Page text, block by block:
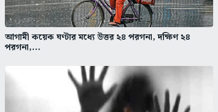
আগামী কয়েক ঘণ্টার মধ্যে উত্তর ২৪ পরগনা, দক্ষিণ ২৪
পরগনা,...